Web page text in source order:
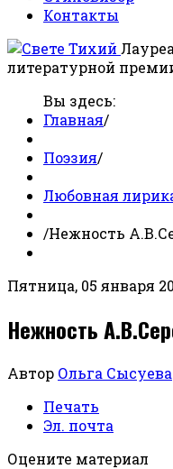
Контакты
литературной
Вы здесь:
Главная/
Поэзия/
Любовная
/Нежность
Пятница, 05 января
Нежность
Автор Ольга Сысуева
Печать
Эл. почта
Оцените материал